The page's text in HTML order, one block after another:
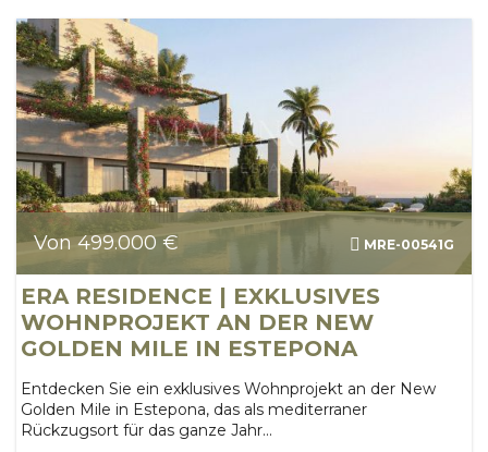
Von 499.000 € MRE-00541G
ERA RESIDENCE | EXKLUSIVES
WOHNPROJEKT AN DER NEW
GOLDEN MILE IN ESTEPONA
Entdecken Sie ein exklusives Wohnprojekt an der New
Golden Mile in Estepona, das als mediterraner
Rückzugsort für das ganze Jahr...